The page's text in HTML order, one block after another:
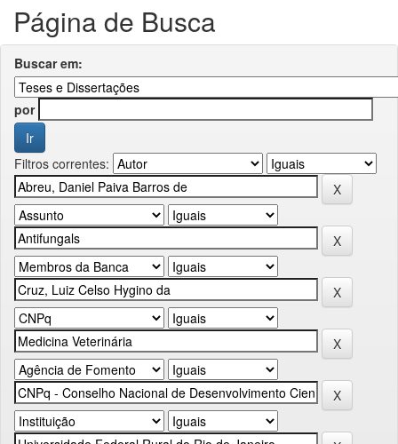
Página de Busca
Buscar em:
por
Filtros correntes: